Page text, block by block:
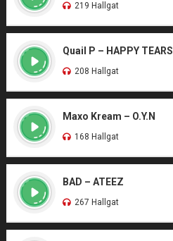
219 Hallgat
Quail P – HAPPY TEARS
208 Hallgat
Maxo Kream – O.Y.N
168 Hallgat
BAD – ATEEZ
267 Hallgat